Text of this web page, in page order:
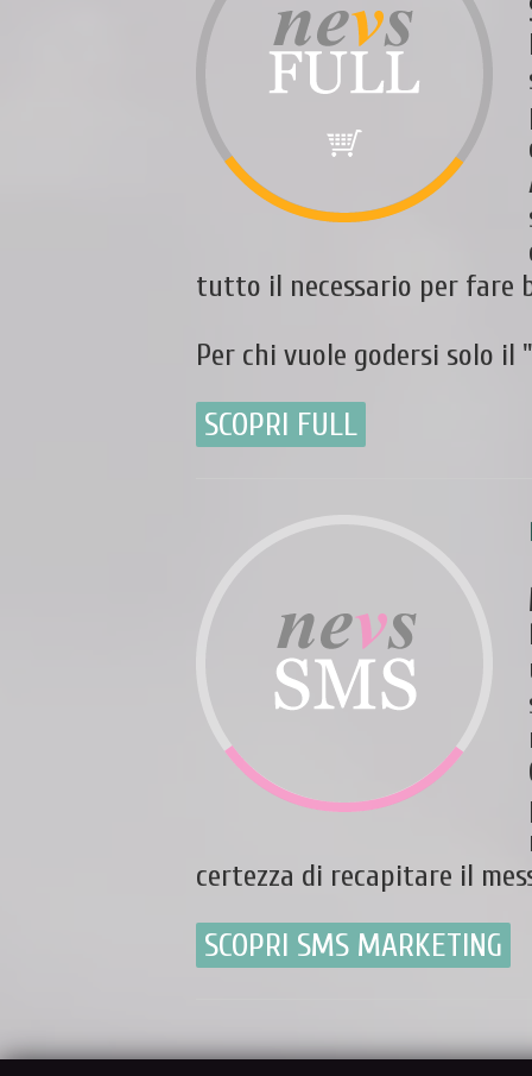
tutto il necessario per fare
Per chi vuole godersi solo
SCOPRI FULL
certezza di recapitare il
SCOPRI SMS MARKETING